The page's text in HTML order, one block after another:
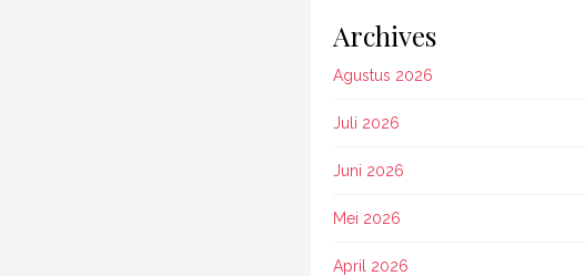
Archives
Agustus 2026
Juli 2026
Juni 2026
Mei 2026
April 2026